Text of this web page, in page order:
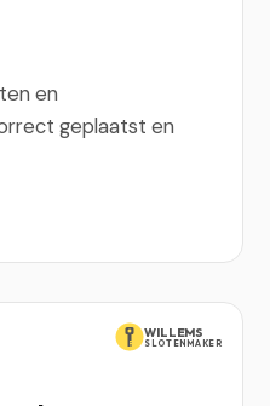
en
geplaatst en
WILLEMS
SLOTENMAKER